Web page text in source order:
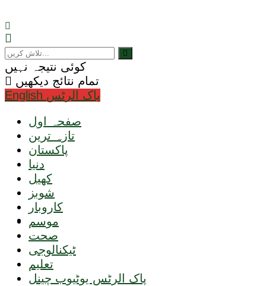
ٹیکنالوجی
کوئی نتیجہ نہیں
تمام نتائج دیکھیں
English پاک الرٹس
صفحہ اول
تازہ ترین
پاکستان
دنیا
کھیل
شوبز
کاروبار
موسم
صحت
ٹیکنالوجی
تعلیم
پاک الرٹس یوٹیوب چینل